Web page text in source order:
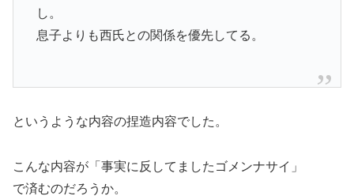
し。
息子よりも西氏との関係を優先してる。
というような内容の捏造内容でした。
こんな内容が「事実に反してましたゴメンナサイ」
で済むのだろうか。